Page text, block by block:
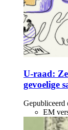
U-raad:
gevoelige
Gepubliceerd
EM